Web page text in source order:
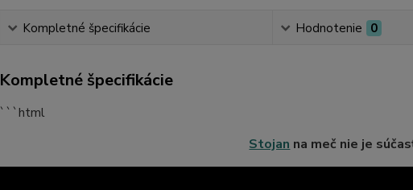
Kompletné špecifikácie Hodnotenie 0
Kompletné špecifikácie
```html
Stojan na meč nie je